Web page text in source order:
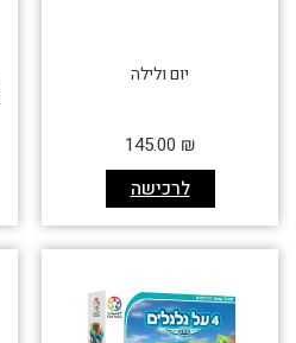
יום ולילה
לרכישה
145.00 ₪